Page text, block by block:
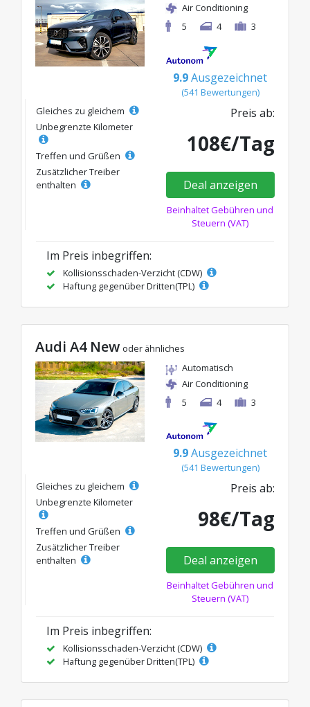
Air Conditioning
5
4 3
9.9Ausgezeichnet
(541 Bewertungen)
Gleiches zu gleichem
Unbegrenzte Kilometer
Treffen und Grüßen
Zusätzlicher Treiber
enthalten
Preis ab:
108€/Tag
Deal anzeigen
Beinhaltet Gebühren und
Steuern (VAT)
Im Preis inbegriffen:
Kollisionsschaden-Verzicht (CDW)
Haftung gegenüber Dritten(TPL)
Audi A4 New oder ähnliches
Automatisch
Air Conditioning
5
4 3
9.9Ausgezeichnet
(541 Bewertungen)
Gleiches zu gleichem
Unbegrenzte Kilometer
Treffen und Grüßen
Zusätzlicher Treiber
enthalten
Preis ab:
98€/Tag
Deal anzeigen
Beinhaltet Gebühren und
Steuern (VAT)
Im Preis inbegriffen:
Kollisionsschaden-Verzicht (CDW)
Haftung gegenüber Dritten(TPL)